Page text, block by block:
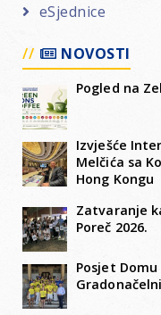
eSjednice
NOVOSTI
Pogled na
Izvješće
Melčića sa
Hong Kongu
Zatvaranje
Poreč 2026.
Posjet